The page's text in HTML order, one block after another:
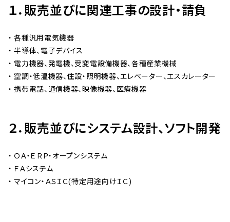
１．販売並びに関連工事の設計・請負
各種汎用電気機器
半導体、電子デバイス
電力機器、発電機、受変電設備機器、各種産業機械
空調・低温機器、住設・照明機器、エレベーター、エスカレーター
携帯電話、通信機器、映像機器、医療機器
２．販売並びにシステム設計、ソフト開発
ＯＡ・ＥＲＰ・オープンシステム
ＦＡシステム
マイコン・ＡＳＩＣ(特定用途向けＩＣ)